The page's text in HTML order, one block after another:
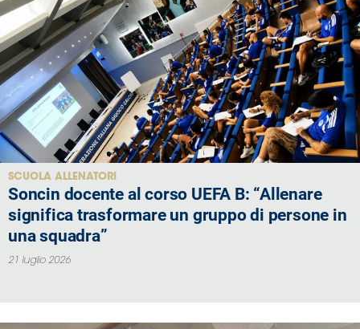
SCUOLA ALLENATORI
Soncin docente al corso UEFA B: “Allenare
significa trasformare un gruppo di persone in
una squadra”
21 luglio 2026